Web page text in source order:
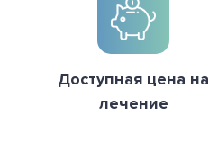
Доступная цена на
лечение